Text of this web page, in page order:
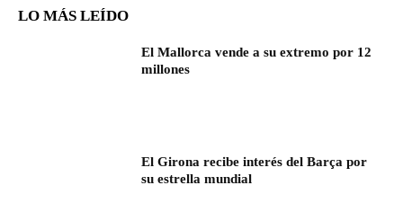
LO MÁS LEÍDO
El Mallorca vende a su extremo por 12
millones
El Girona recibe interés del Barça por
su estrella mundial